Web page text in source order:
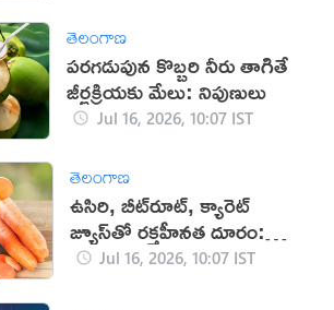
తెలంగాణ
పరగడుపున కొబ్బరి నీరు తాగితే
జీర్ణక్రియకు మేలు: నిపుణులు
Jul 16, 2026, 10:07 IST
తెలంగాణ
ఉసిరి, బీట్‌రూట్, క్యారెట్
జ్యూస్‌తో రక్తహీనత దూరం:
నిపుణులు
Jul 16, 2026, 10:07 IST